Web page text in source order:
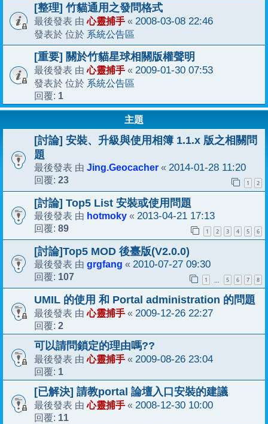
[整理] 竹貓通用之發問格式
最後發表 由心靈捕手 « 2008-03-08 22:46
發表於 位於 系統公告區
[重要] 關於竹貓星球相關版權聲明
最後發表 由心靈捕手 « 2009-01-30 07:53
發表於 位於 系統公告區
回覆: 1
主題
[討論] 安裝、升級與使用相簿 1.1.x 版之相關問
題
最後發表 由 Jing.Geocacher « 2014-01-28 11:20
回覆: 23 1 2
[討論] Top5 List 安裝或使用問題
最後發表 由 hotmoky « 2013-04-21 17:13
回覆: 89 1 2 3 4 5 6
[討論]Top5 MOD 後臺版(V2.0.0)
最後發表 由 grgfang « 2010-07-27 09:30
回覆: 107 1 … 5 6 7 8
UMIL 的使用 和 Portal administration 的問題
最後發表 由心靈捕手 « 2009-12-26 22:27
回覆: 2
可以請問鎖定的理由嗎??
最後發表 由心靈捕手 « 2009-08-26 23:04
回覆: 1
[已解決] 請教portal 論壇入口安裝的建議
最後發表 由心靈捕手 « 2008-12-30 10:00
回覆: 11